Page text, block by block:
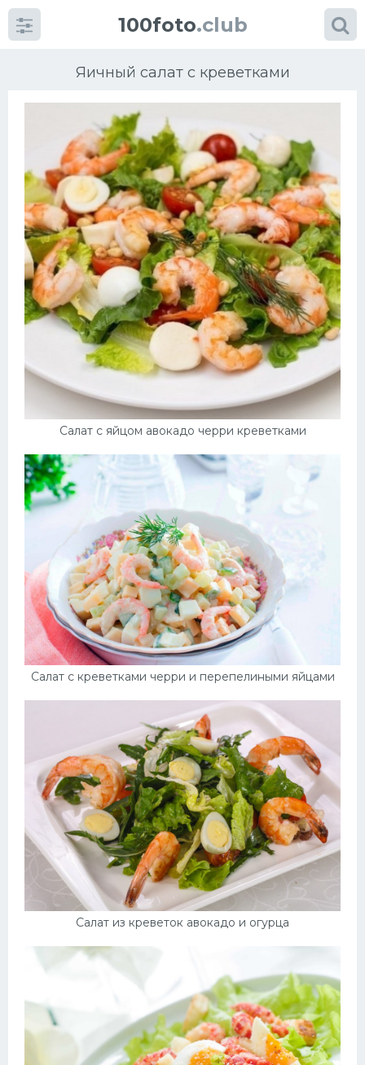
100foto.club
Яичный салат с креветками
Салат с яйцом авокадо черри креветками
Салат с креветками черри и перепелиными яйцами
Салат из креветок авокадо и огурца
Категориикартинок
Супы
Мясные блюда
Печенье
Выпечка
Десерт
Напитки
Дизайн комнаты